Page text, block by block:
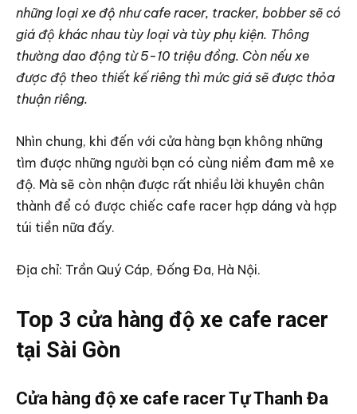
những loại xe độ như cafe racer, tracker, bobber sẽ có
giá độ khác nhau tùy loại và tùy phụ kiện. Thông
thường dao động từ 5-10 triệu đồng. Còn nếu xe
được độ theo thiết kế riêng thì mức giá sẽ được thỏa
thuận riêng.
Nhìn chung, khi đến với cửa hàng bạn không những
tìm được những người bạn có cùng niềm đam mê xe
độ. Mà sẽ còn nhận được rất nhiều lời khuyên chân
thành để có được chiếc cafe racer hợp dáng và hợp
túi tiền nữa đấy.
Địa chỉ: Trần Quý Cáp, Đống Đa, Hà Nội.
Top 3 cửa hàng độ xe cafe racer
tại Sài Gòn
Cửa hàng độ xe cafe racer Tự Thanh Đa